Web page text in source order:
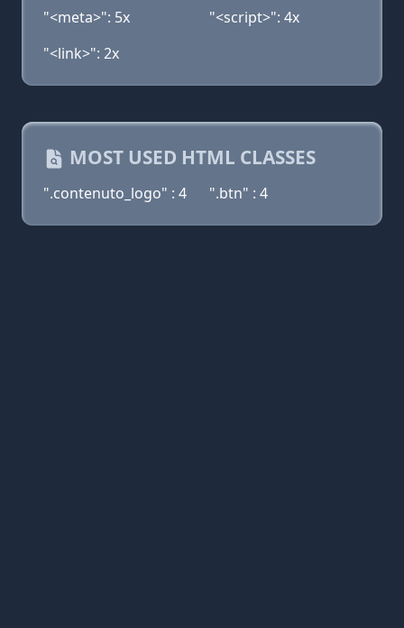
"<meta>": 5x
"<script>": 4x
"<link>": 2x
MOST USED HTML CLASSES
".contenuto_logo" : 4 ".btn" : 4